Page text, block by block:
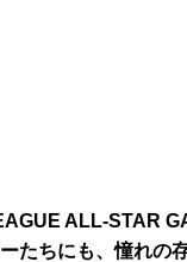
ALL-STAR
たちにも、憧れの